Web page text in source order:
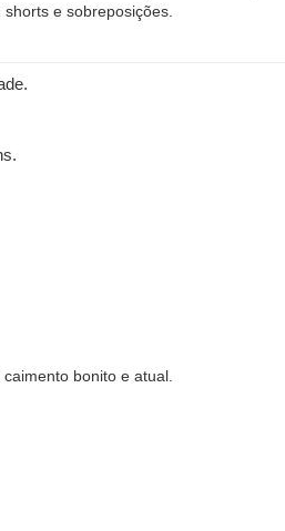
e sobreposições.
bonito e atual.